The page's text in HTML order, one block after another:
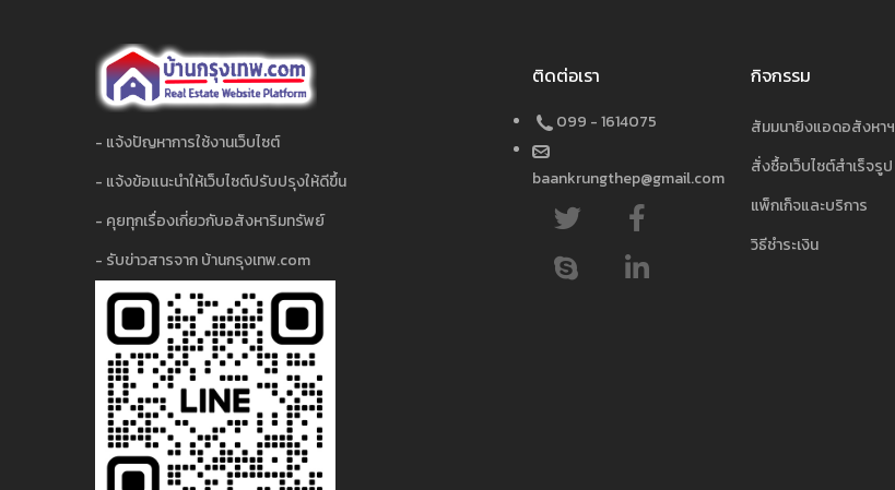
- แจ้งปัญหาการใช้งานเว็บไซต์
- แจ้งข้อแนะนำให้เว็บไซต์ปรับปรุงให้ดีขึ้น
- คุยทุกเรื่องเกี่ยวกับอสังหาริมทรัพย์
- รับข่าวสารจาก บ้านกรุงเทพ.com
ติดต่อเรา
099 - 1614075
baankrungthep@gmail.com
กิจกรรม
สัมมนายิงแอดอสังหาฯ
สั่งซื้อเว็บไซต์สำเร็จรูป
แพ็กเก็จและบริการ
วิธีชำระเงิน